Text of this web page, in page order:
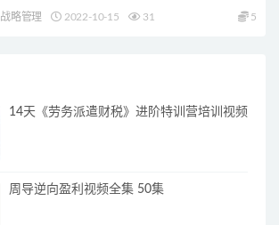
战略管理 2022-10-15 31 5
14天《劳务派遣财税》进阶特训营培训视频
周导逆向盈利视频全集 50集